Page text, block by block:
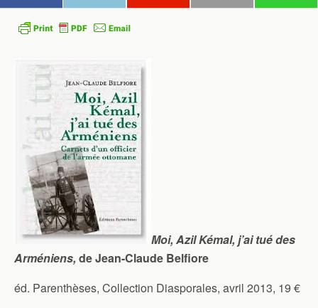
Moi, Azil Kémal, j’ai tué des
Arméniens, de Jean-Claude Belfiore
éd. Parenthèses, Collection Diasporales, avril 2013, 19 €